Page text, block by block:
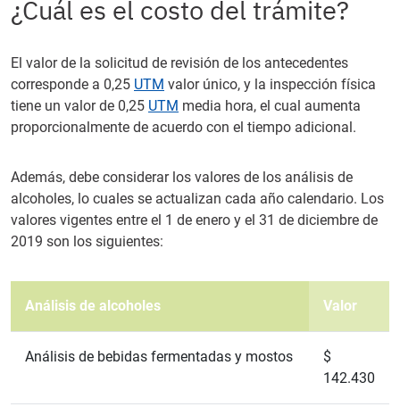
¿Cuál es el costo del trámite?
El valor de la solicitud de revisión de los antecedentes
corresponde a 0,25 UTM valor único, y la inspección física
tiene un valor de 0,25 UTM media hora, el cual aumenta
proporcionalmente de acuerdo con el tiempo adicional.
Además, debe considerar los valores de los análisis de
alcoholes, lo cuales se actualizan cada año calendario. Los
valores vigentes entre el 1 de enero y el 31 de diciembre de
2019 son los siguientes:
Análisis de alcoholes Valor
Análisis de bebidas fermentadas y mostos
$
142.430